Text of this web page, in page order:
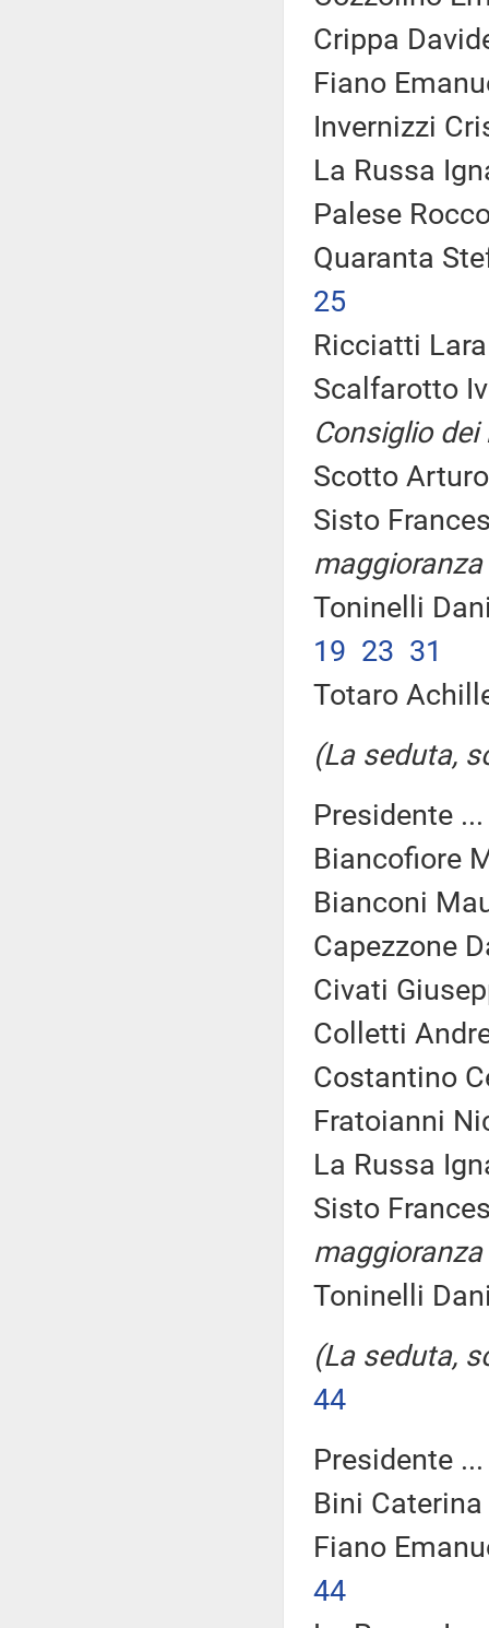
Crippa
Fiano
Invernizzi
La Russa
Palese
Quaranta
25
Ricciatti
Scalfarotto
Consiglio
Scotto
Sisto
maggioranza
Toninelli
19 23 31
Totaro
(La seduta,
Presidente
Biancofiore
Bianconi
Capezzone
Civati
Colletti
Costantino
Fratoianni
La Russa
Sisto
maggioranza
Toninelli
(La seduta,
44
Presidente
Bini
Fiano
44